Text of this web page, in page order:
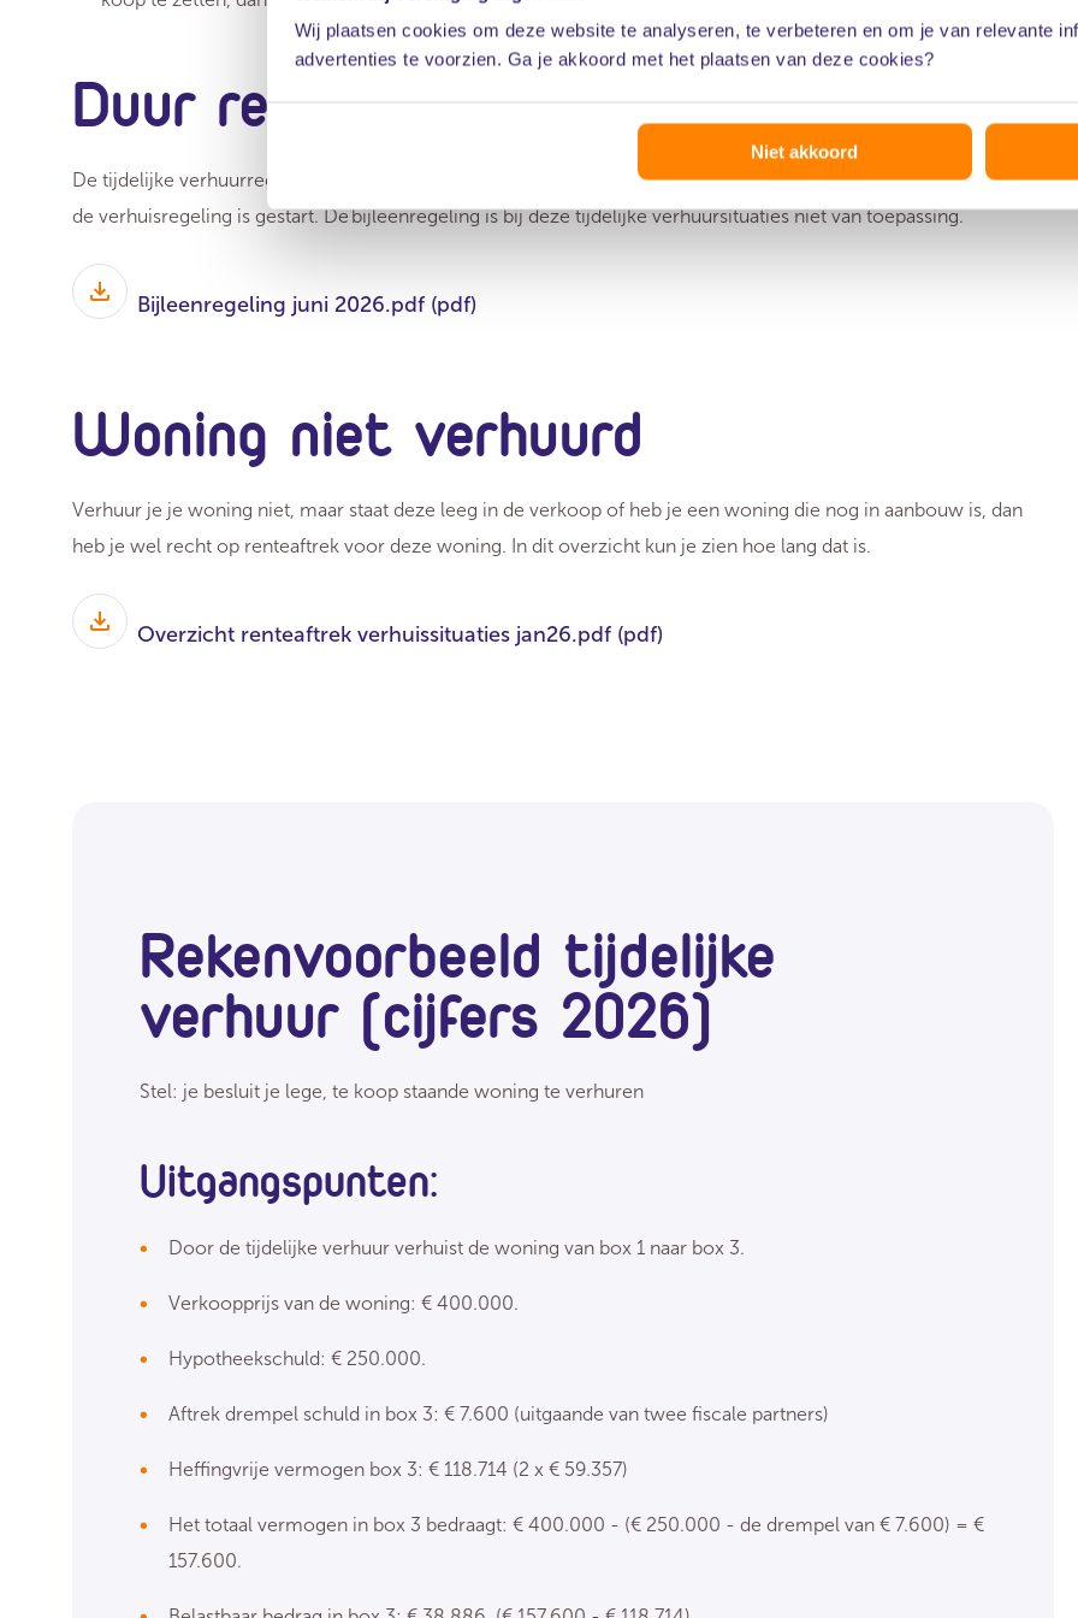
Wij plaatsen cookies om deze website te analyseren, te verbeteren en om je van relevante
advertenties te voorzien. Ga je akkoord met het plaatsen van deze cookies?
Niet akkoord
Duur regeling tijdelijke verhuur
De tijdelijke verhuurregeling geldt gedurende drie tot uiterlijk vier jaar. Dit is afhankelijk van het moment dat
de verhuisregeling is gestart. De bijleenregeling is bij deze tijdelijke verhuursituaties niet van toepassing.
Bijleenregeling juni 2026.pdf (pdf)
Woning niet verhuurd
Verhuur je je woning niet, maar staat deze leeg in de verkoop of heb je een woning die nog in aanbouw is, dan
heb je wel recht op renteaftrek voor deze woning. In dit overzicht kun je zien hoe lang dat is.
Overzicht renteaftrek verhuissituaties jan26.pdf (pdf)
Rekenvoorbeeld tijdelijke
verhuur (cijfers 2026)
Stel: je besluit je lege, te koop staande woning te verhuren
Uitgangspunten:
Door de tijdelijke verhuur verhuist de woning van box 1 naar box 3.
Verkoopprijs van de woning: € 400.000.
Hypotheekschuld: € 250.000.
Aftrek drempel schuld in box 3: € 7.600 (uitgaande van twee fiscale partners)
Heffingvrije vermogen box 3: € 118.714 (2 x € 59.357)
Het totaal vermogen in box 3 bedraagt: € 400.000 - (€ 250.000 - de drempel van € 7.600) = €
157.600.